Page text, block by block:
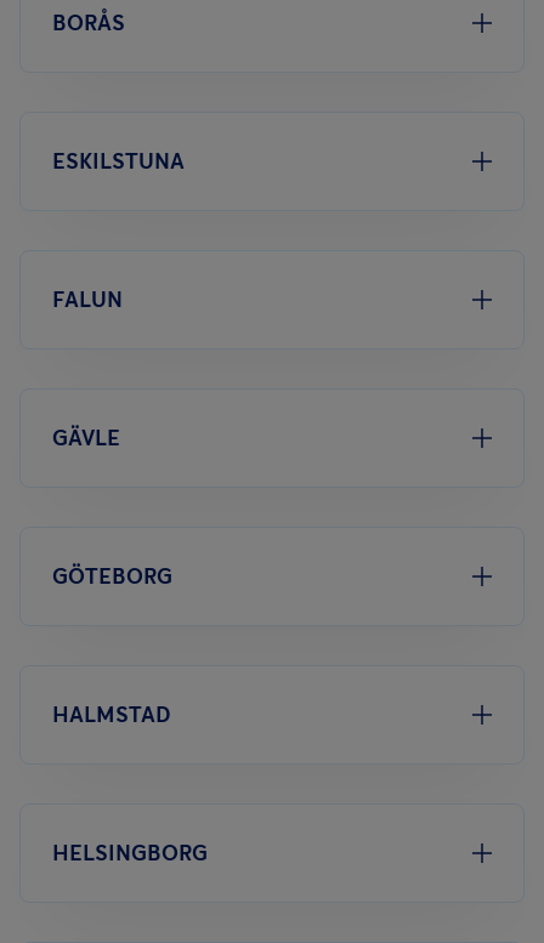
BORÅS
ESKILSTUNA
FALUN
GÄVLE
GÖTEBORG
HALMSTAD
HELSINGBORG